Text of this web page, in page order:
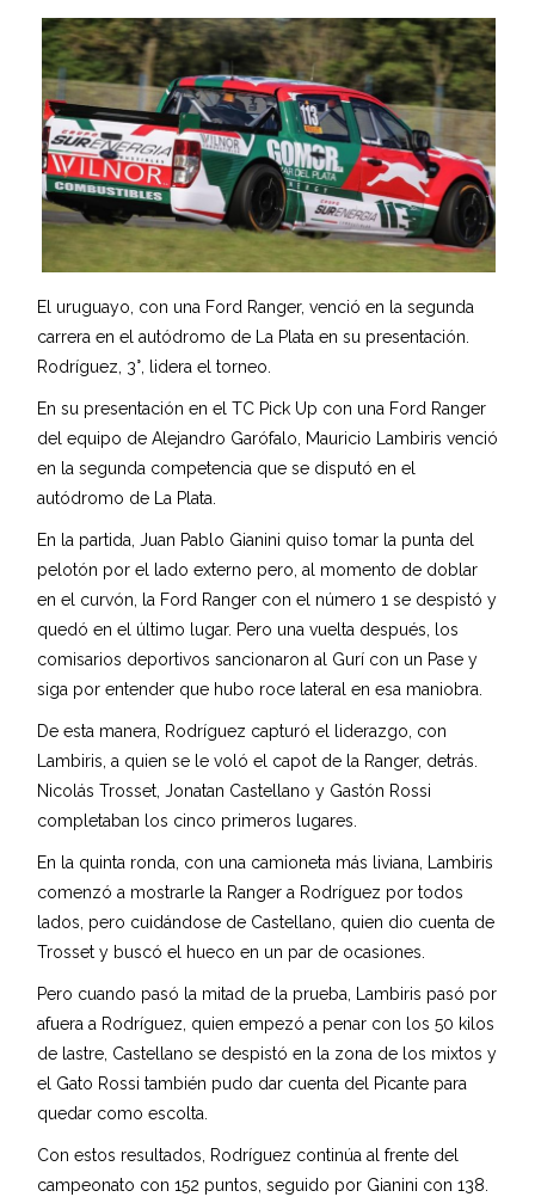
link
Author
page.
other
works.
admin
El uruguayo, con una Ford Ranger, venció en la segunda
carrera en el autódromo de La Plata en su presentación.
Rodríguez, 3°, lidera el torneo.
En su presentación en el TC Pick Up con una Ford Ranger
del equipo de Alejandro Garófalo, Mauricio Lambiris venció
en la segunda competencia que se disputó en el
autódromo de La Plata.
En la partida, Juan Pablo Gianini quiso tomar la punta del
pelotón por el lado externo pero, al momento de doblar
en el curvón, la Ford Ranger con el número 1 se despistó y
quedó en el último lugar. Pero una vuelta después, los
comisarios deportivos sancionaron al Gurí con un Pase y
siga por entender que hubo roce lateral en esa maniobra.
De esta manera, Rodríguez capturó el liderazgo, con
Lambiris, a quien se le voló el capot de la Ranger, detrás.
Nicolás Trosset, Jonatan Castellano y Gastón Rossi
completaban los cinco primeros lugares.
En la quinta ronda, con una camioneta más liviana, Lambiris
comenzó a mostrarle la Ranger a Rodríguez por todos
lados, pero cuidándose de Castellano, quien dio cuenta de
Trosset y buscó el hueco en un par de ocasiones.
Pero cuando pasó la mitad de la prueba, Lambiris pasó por
afuera a Rodríguez, quien empezó a penar con los 50 kilos
de lastre, Castellano se despistó en la zona de los mixtos y
el Gato Rossi también pudo dar cuenta del Picante para
quedar como escolta.
Con estos resultados, Rodríguez continúa al frente del
campeonato con 152 puntos, seguido por Gianini con 138.